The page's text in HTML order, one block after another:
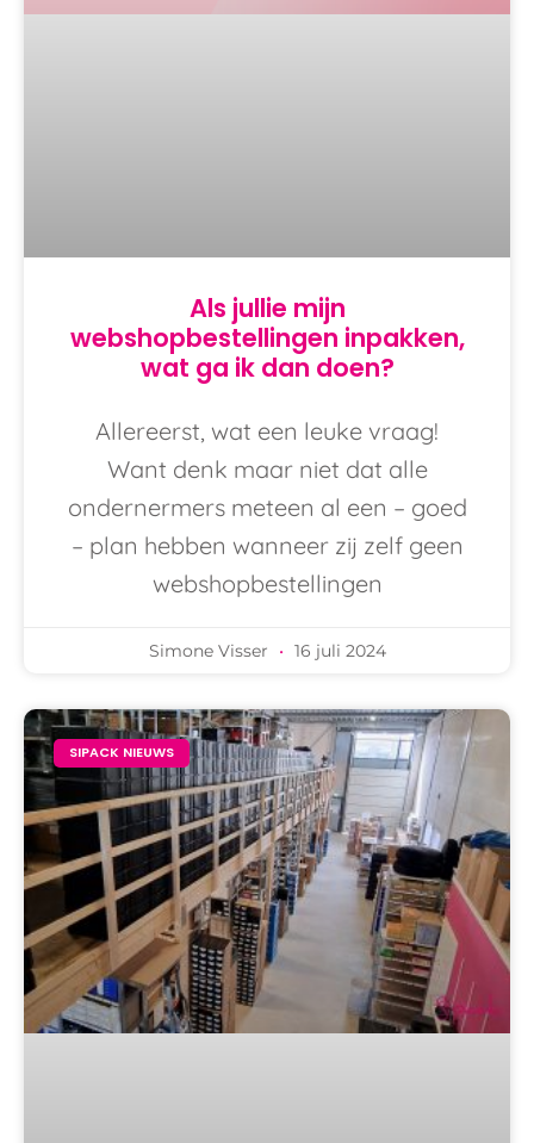
Als jullie mijn
webshopbestellingen inpakken,
wat ga ik dan doen?
Allereerst, wat een leuke vraag!
Want denk maar niet dat alle
ondernermers meteen al een – goed
– plan hebben wanneer zij zelf geen
webshopbestellingen
Simone Visser 16 juli 2024
SIPACK NIEUWS